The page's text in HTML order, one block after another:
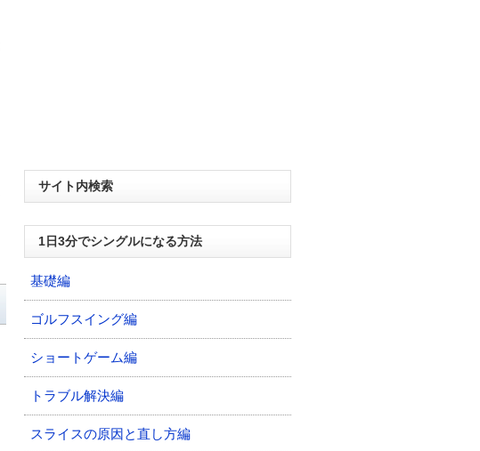
サイト内検索
1日3分でシングルになる方法
基礎編
ゴルフスイング編
ショートゲーム編
トラブル解決編
スライスの原因と直し方編